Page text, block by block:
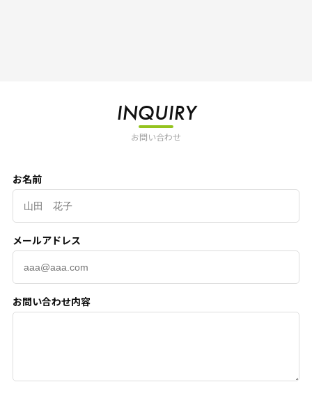
INQUIRY
お問い合わせ
お名前
メールアドレス
お問い合わせ内容